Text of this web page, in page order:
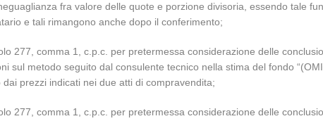
fra valore delle quote e porzione divisoria, essendo tale
e tali rimangono anche dopo il conferimento;
277, comma 1, c.p.c. per pretermessa considerazione delle
sul metodo seguito dal consulente tecnico nella stima del fondo
prezzi indicati nei due atti di compravendita;
277, comma 1, c.p.c. per pretermessa considerazione delle